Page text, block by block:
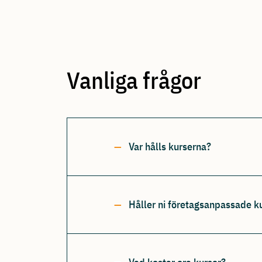
Vanliga frågor
Var hålls kurserna?
Håller ni företagsanpassade